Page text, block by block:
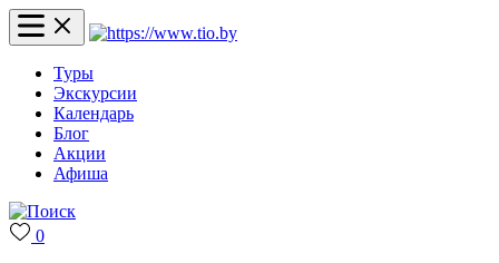
Туры
Экскурсии
Календарь
Блог
Акции
Афиша
0